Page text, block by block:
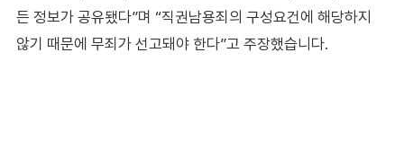
든 정보가 공유됐다”며 “직권남용죄의 구성요건에 해당하지
않기 때문에 무죄가 선고돼야 한다”고 주장했습니다.